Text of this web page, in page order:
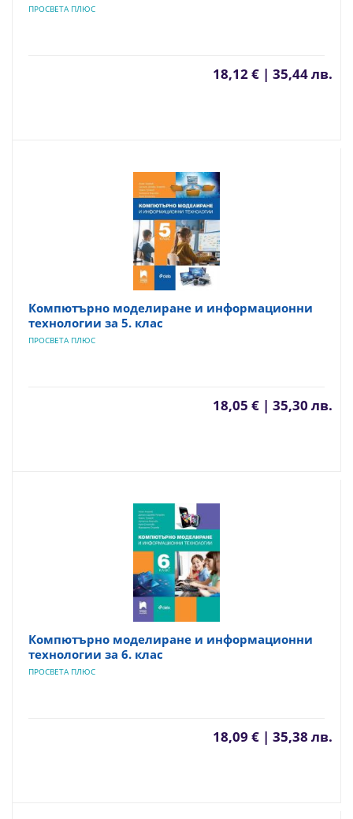
ПРОСВЕТА ПЛЮС
18,12 € | 35,44 лв.
Компютърно моделиране и информационни
технологии за 5. клас
ПРОСВЕТА ПЛЮС
18,05 € | 35,30 лв.
Компютърно моделиране и информационни
технологии за 6. клас
ПРОСВЕТА ПЛЮС
18,09 € | 35,38 лв.